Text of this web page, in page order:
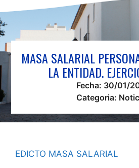
MASA SALARIAL
LA ENTIDAD.
Fecha: 30/01/
Categoria:
EDICTO MASA SALARIAL